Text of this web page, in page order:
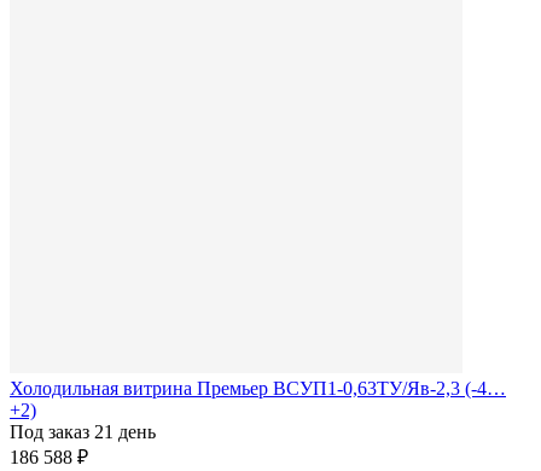
Холодильная витрина Премьер ВСУП1-0,63ТУ/Яв-2,3 (-4…
+2)
Под заказ 21 день
186 588 ₽